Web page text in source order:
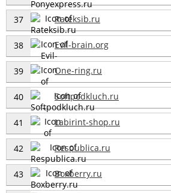
37 Rateksib.ru
38 Evil-brain.org
39 One-ring.ru
40 Softpodkluch.ru
41 Labirint-shop.ru
42 Respublica.ru
43 Boxberry.ru